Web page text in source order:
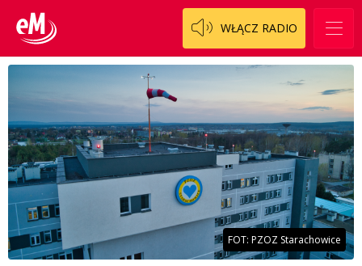
WŁĄCZ RADIO
FOT: PZOZ Starachowice